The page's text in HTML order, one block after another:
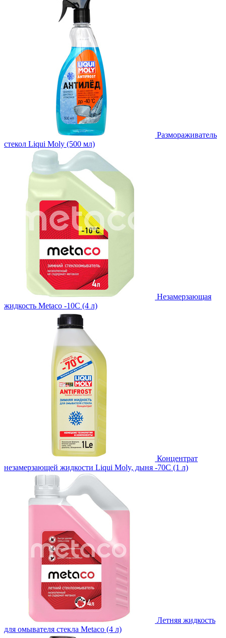
Размораживатель
стекол Liqui Moly (500 мл)
Незамерзающая
жидкость Metaco -10C (4 л)
Концентрат
незамерзающей жидкости Liqui Moly, дыня -70С (1 л)
Летняя жидкость
для омывателя стекла Metaco (4 л)